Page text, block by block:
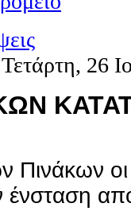
26
οι
ένσταση